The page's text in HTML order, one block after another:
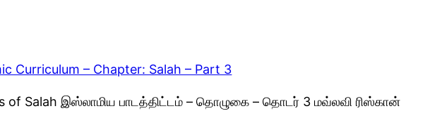
Curriculum – Chapter: Salah – Part 3
Salah இஸ்லாமிய பாடத்திட்டம் – தொழுகை – தொடர் 3 மவ்லவி ரிஸ்கான்